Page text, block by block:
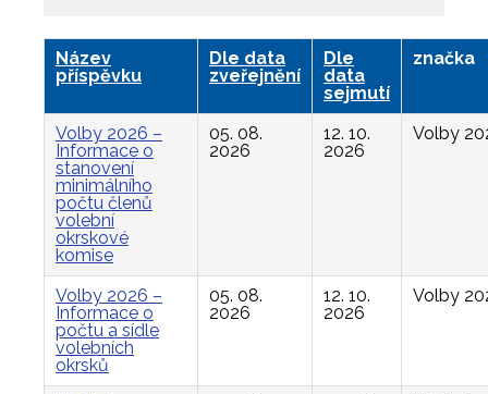
Název
příspěvku
Dle data
zveřejnění
Dle
data
sejmutí
značka
Volby 2026 –
Informace o
stanovení
minimálního
počtu členů
volební
okrskové
komise
05. 08.
2026
12. 10.
2026
Volby
Volby 2026 –
Informace o
počtu a sídle
volebních
okrsků
05. 08.
2026
12. 10.
2026
Volby